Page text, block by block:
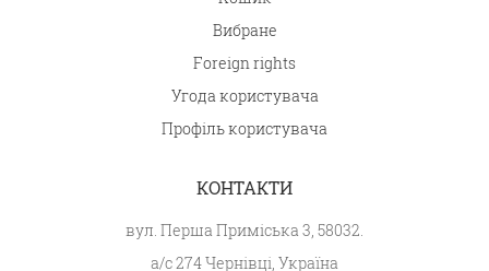
Вибране
Foreign rights
Угода користувача
Профіль користувача
КОНТАКТИ
вул. Перша Приміська 3, 58032.
а/с 274 Чернівці, Україна